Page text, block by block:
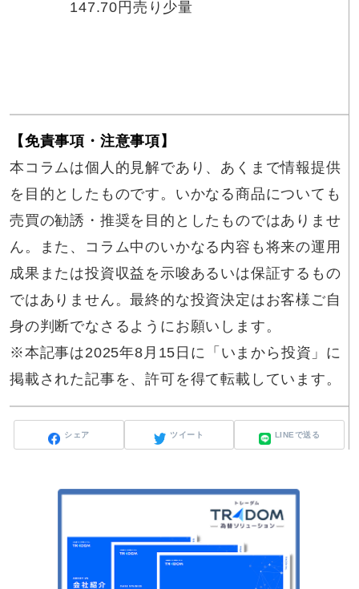
147.70円売り少量
【免責事項・注意事項】
本コラムは個人的見解であり、あくまで情報提供
を目的としたものです。いかなる商品についても
売買の勧誘・推奨を目的としたものではありませ
ん。また、コラム中のいかなる内容も将来の運用
成果または投資収益を示唆あるいは保証するもの
ではありません。最終的な投資決定はお客様ご自
身の判断でなさるようにお願いします。
※本記事は2025年8月15日に「いまから投資」に
掲載された記事を、許可を得て転載しています。
シェア ツイート LINEで送る